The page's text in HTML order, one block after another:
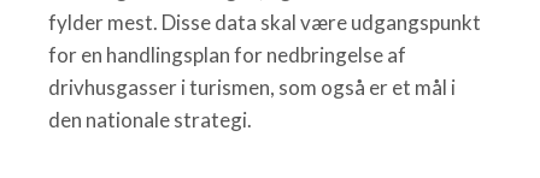
fylder mest. Disse data skal være udgangspunkt
for en handlingsplan for nedbringelse af
drivhusgasser i turismen, som også er et mål i
den nationale strategi.